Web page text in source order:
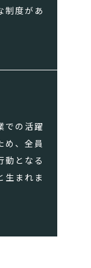
制度があ
での活躍
め、全員
動となる
生まれま